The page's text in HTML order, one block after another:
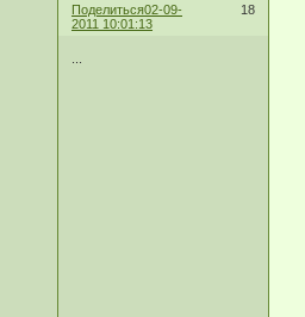
Поделиться 18
02-09-
2011 10:01:13
...